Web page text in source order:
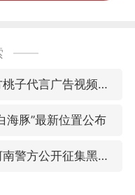
方桃子代言广告视频已下架
海豚”最新位置公布
河南警方公开征集黑恶犯罪线索